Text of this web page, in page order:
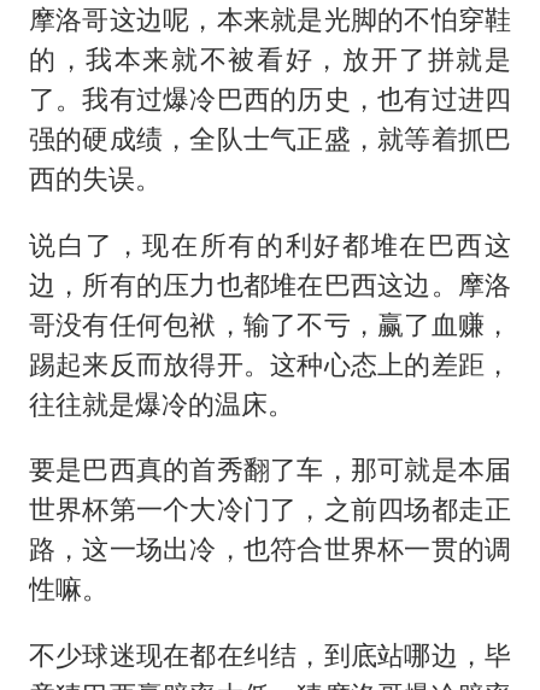
摩洛哥这边呢，本来就是光脚的不怕穿鞋
的，我本来就不被看好，放开了拼就是
了。我有过爆冷巴西的历史，也有过进四
强的硬成绩，全队士气正盛，就等着抓巴
西的失误。
说白了，现在所有的利好都堆在巴西这
边，所有的压力也都堆在巴西这边。摩洛
哥没有任何包袱，输了不亏，赢了血赚，
踢起来反而放得开。这种心态上的差距，
往往就是爆冷的温床。
要是巴西真的首秀翻了车，那可就是本届
世界杯第一个大冷门了，之前四场都走正
路，这一场出冷，也符合世界杯一贯的调
性嘛。
不少球迷现在都在纠结，到底站哪边，毕